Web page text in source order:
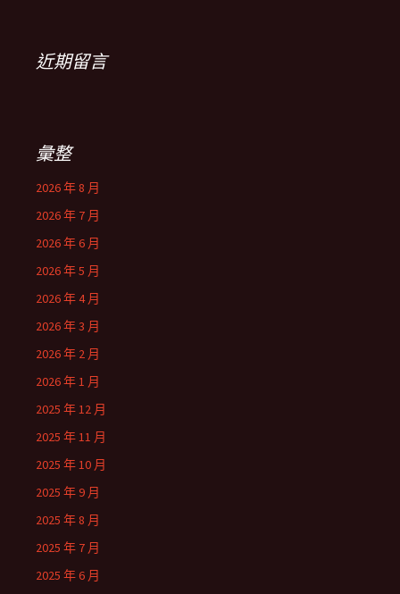
近期留言
彙整
2026 年 8 月
2026 年 7 月
2026 年 6 月
2026 年 5 月
2026 年 4 月
2026 年 3 月
2026 年 2 月
2026 年 1 月
2025 年 12 月
2025 年 11 月
2025 年 10 月
2025 年 9 月
2025 年 8 月
2025 年 7 月
2025 年 6 月